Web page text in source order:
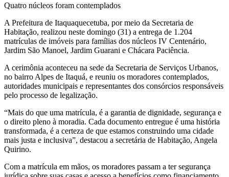
Quatro núcleos foram contemplados
A Prefeitura de Itaquaquecetuba, por meio da Secretaria de
Habitação, realizou neste domingo (31) a entrega de 1.204
matrículas de imóveis para famílias dos núcleos IV Centenário,
Jardim São Manoel, Jardim Guarani e Chácara Paciência.
A cerimônia aconteceu na sede da Secretaria de Serviços Urbanos,
no bairro Alpes de Itaquá, e reuniu os moradores contemplados,
autoridades municipais e representantes dos consórcios responsáveis
pelo processo de legalização.
“Mais do que uma matrícula, é a garantia de dignidade, segurança e
o direito pleno à moradia. Cada documento entregue é uma história
transformada, é a certeza de que estamos construindo uma cidade
mais justa e inclusiva”, destacou a secretária de Habitação, Angela
Quirino.
Com a matrícula em mãos, os moradores passam a ter segurança